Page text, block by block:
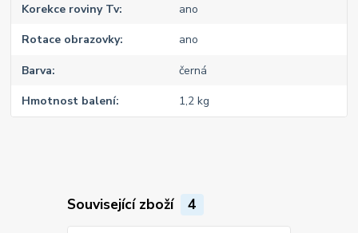
Korekce roviny Tv ano
Rotace obrazovky ano
Barva černá
Hmotnost balení 1,2 kg
Související zboží 4